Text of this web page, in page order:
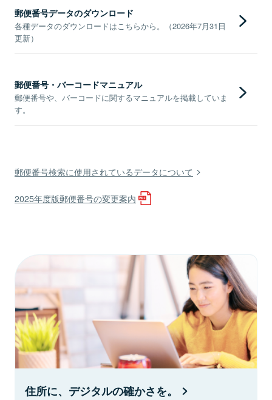
郵便番号データのダウンロード
各種データのダウンロードはこちらから。（2026年7月31日
更新）
郵便番号・バーコードマニュアル
郵便番号や、バーコードに関するマニュアルを掲載していま
す。
郵便番号検索に使用されているデータについて
2025年度版郵便番号の変更案内
住所に、デジタルの確かさを。